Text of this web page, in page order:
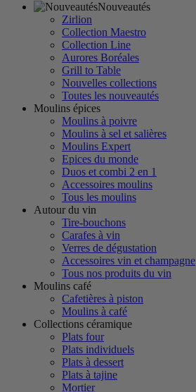
Nouveautés
Zirlion
Collection Maestro
Collection Line
Aurores Boréales
Grill to Table
Nouvelles collections
Toutes les nouveautés
Moulins épices
Moulins à poivre
Moulins à sel et salières
Moulins Expert
Epices du monde
Duos et combi 2 en 1
Accessoires moulins
Tous les moulins
Autour du vin
Tire-bouchons
Carafes à vin
Verres de dégustation
Accessoires vin et champagne
Tous nos produits du vin
Moulins café
Cafetières à piston
Moulins à café
Collections céramique
Plats four
Plats individuels
Plats à dessert
Plats à tajine
Mortier